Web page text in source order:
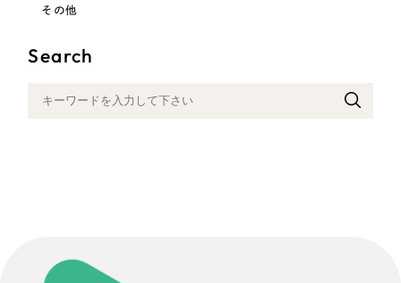
その他
Search